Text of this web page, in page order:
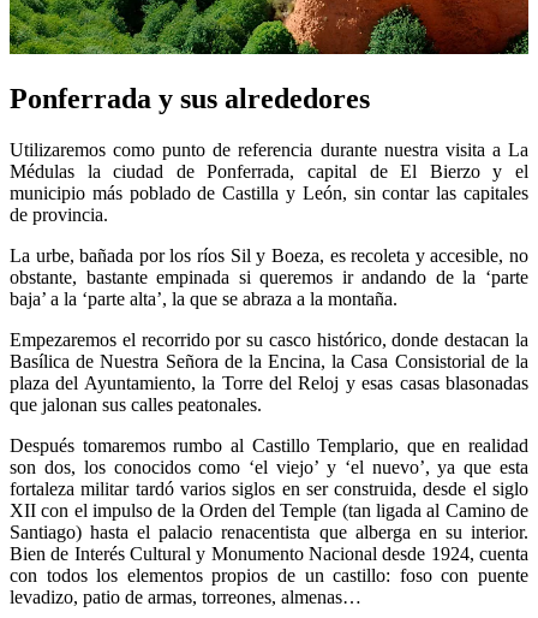
Ponferrada y sus alrededores
Utilizaremos como punto de referencia durante nuestra visita a La
Médulas la ciudad de Ponferrada, capital de El Bierzo y el
municipio más poblado de Castilla y León, sin contar las capitales
de provincia.
La urbe, bañada por los ríos Sil y Boeza, es recoleta y accesible, no
obstante, bastante empinada si queremos ir andando de la ‘parte
baja’ a la ‘parte alta’, la que se abraza a la montaña.
Empezaremos el recorrido por su casco histórico, donde destacan la
Basílica de Nuestra Señora de la Encina, la Casa Consistorial de la
plaza del Ayuntamiento, la Torre del Reloj y esas casas blasonadas
que jalonan sus calles peatonales.
Después tomaremos rumbo al Castillo Templario, que en realidad
son dos, los conocidos como ‘el viejo’ y ‘el nuevo’, ya que esta
fortaleza militar tardó varios siglos en ser construida, desde el siglo
XII con el impulso de la Orden del Temple (tan ligada al Camino de
Santiago) hasta el palacio renacentista que alberga en su interior.
Bien de Interés Cultural y Monumento Nacional desde 1924, cuenta
con todos los elementos propios de un castillo: foso con puente
levadizo, patio de armas, torreones, almenas…